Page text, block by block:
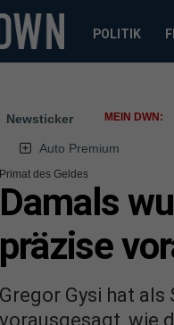
POLITIK
Newsticker MEIN DWN:
Auto Premium
Primat des Geldes
Damals
präzise
Gregor Gysi hat als
vorausgesagt, wie